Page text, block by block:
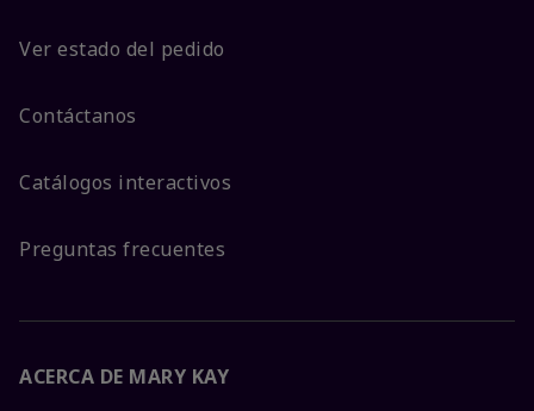
Ver estado del pedido
Contáctanos
Catálogos interactivos
Preguntas frecuentes
ACERCA DE MARY KAY